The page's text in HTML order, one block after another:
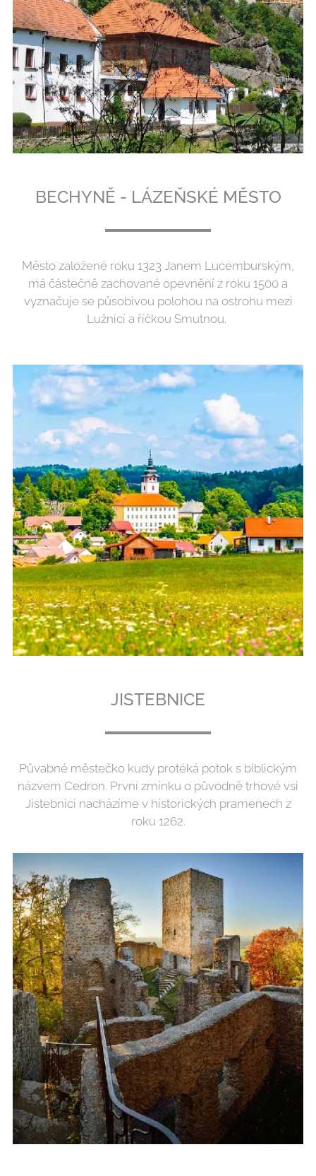
BECHYNĚ - LÁZEŇSKÉ MĚSTO
Město založené roku 1323 Janem Lucemburským,
má částečně zachované opevnění z roku 1500 a
vyznačuje se působivou polohou na ostrohu mezi
Lužnicí a říčkou Smutnou.
JISTEBNICE
Půvabné městečko kudy protéká potok s biblickým
názvem Cedron. První zmínku o původně trhové vsi
Jistebnici nacházíme v historických pramenech z
roku 1262.